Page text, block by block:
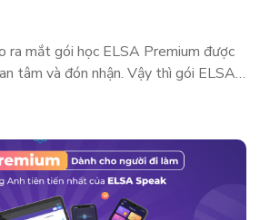
ra mắt gói học ELSA Premium được
tâm và đón nhận. Vậy thì gói ELSA
với ELSA Pro và ELSA Free? Hãy
này nhé!